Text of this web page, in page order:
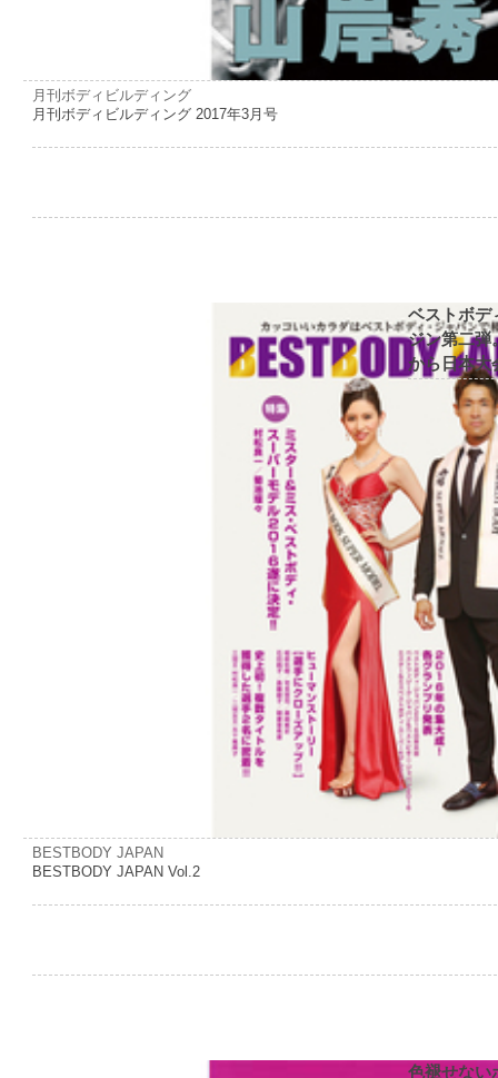
月刊ボディビルディング
月刊ボディビルディング 2017年3月号
ベストボデ
ジン第二弾
から日本大
BESTBODY JAPAN
BESTBODY JAPAN Vol.2
色褪せない